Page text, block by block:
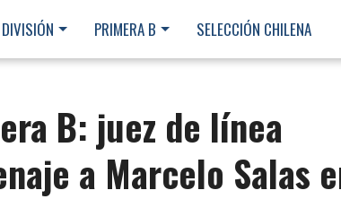
PRIMERA B SELECCIÓN CHILENA
B: juez de línea
a Marcelo Salas